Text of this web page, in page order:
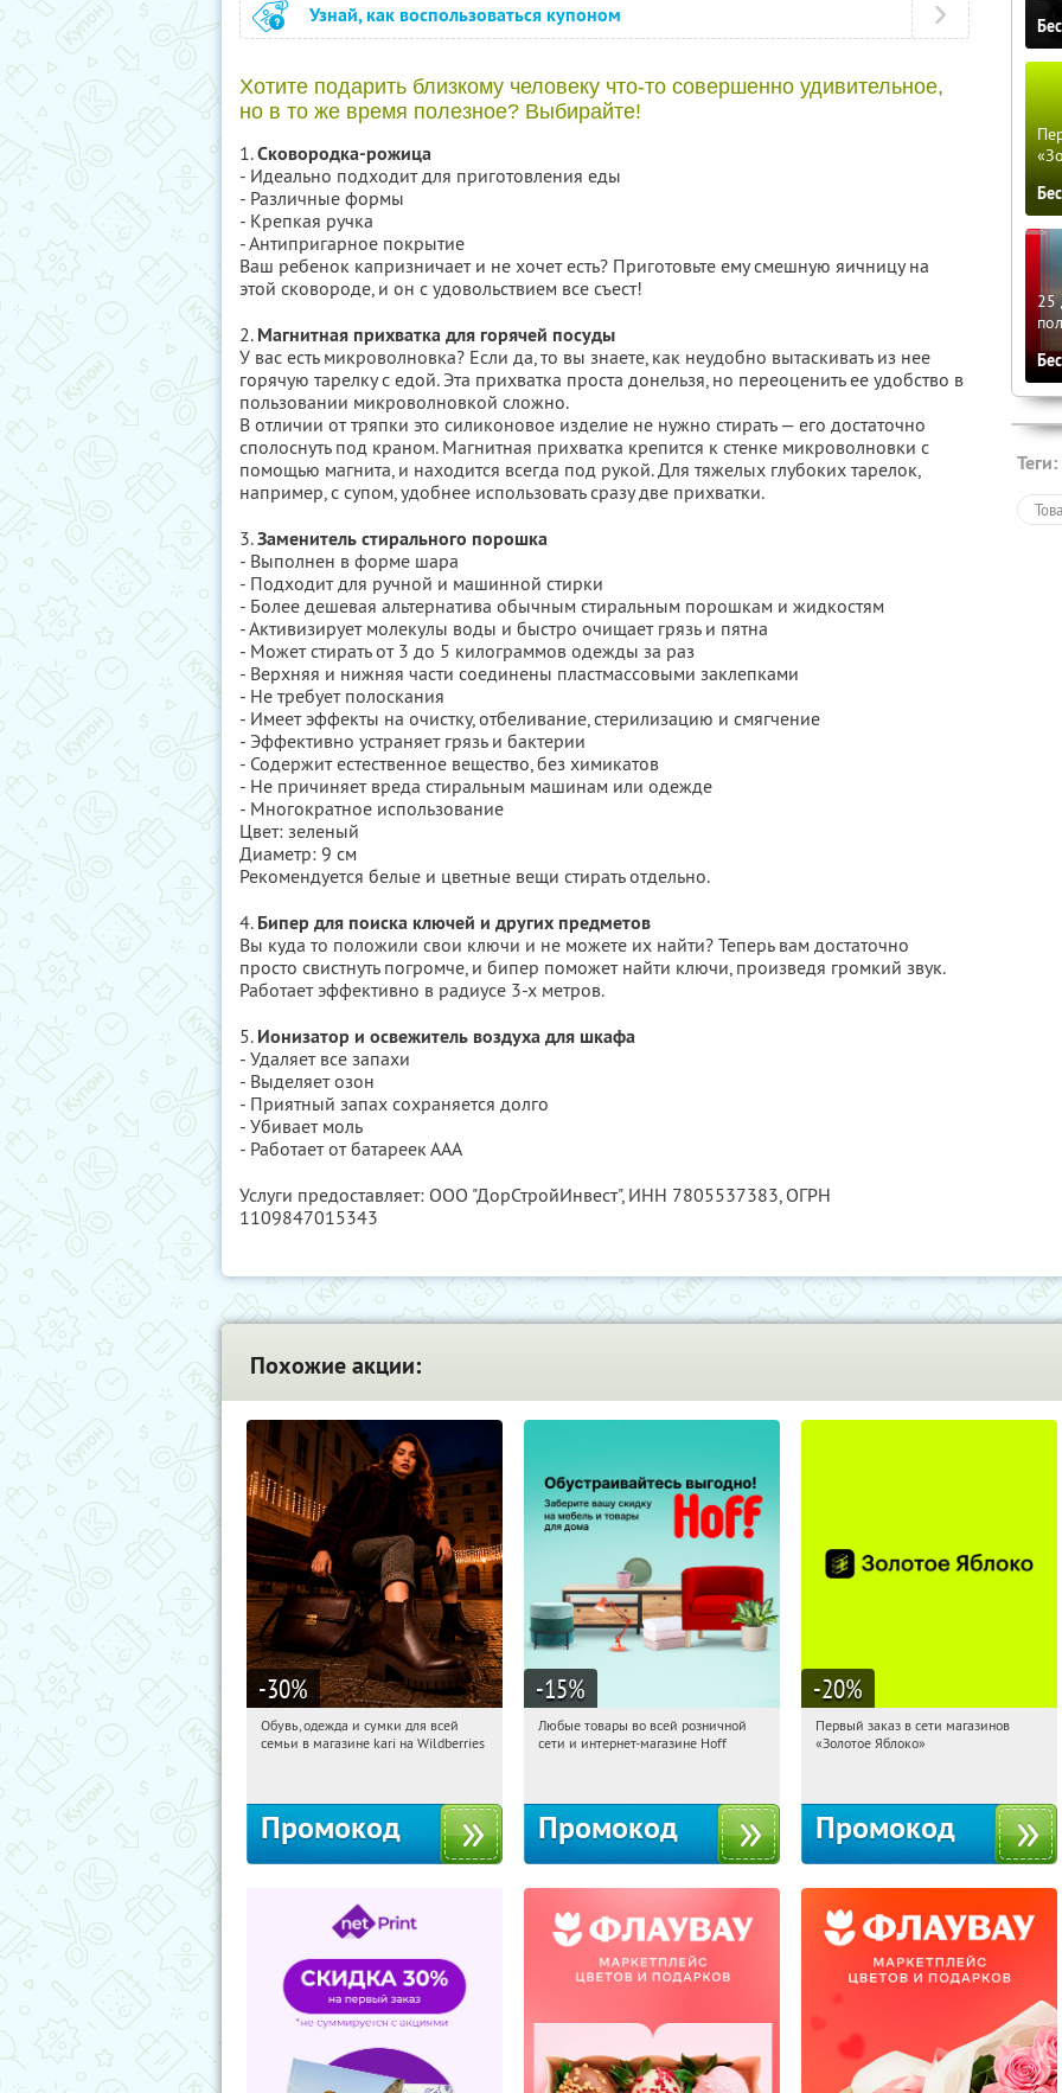
Узнай, как воспользоваться купоном
Хотите подарить близкому человеку что-то совершенно удивительное,
но в то же время полезное? Выбирайте!
1.Сковородка-рожица
- Идеально подходит для приготовления еды
- Различные формы
- Крепкая ручка
- Антипригарное покрытие
Ваш ребенок капризничает и не хочет есть? Приготовьте ему смешную яичницу на
этой сковороде, и он с удовольствием все съест!
2. Магнитная прихватка для горячей посуды
У вас есть микроволновка? Если да, то вы знаете, как неудобно вытаскивать из нее
горячую тарелку с едой. Эта прихватка проста донельзя, но переоценить ее удобство в
пользовании микроволновкой сложно.
В отличии от тряпки это силиконовое изделие не нужно стирать — его достаточно
сполоснуть под краном. Магнитная прихватка крепится к стенке микроволновки с
помощью магнита, и находится всегда под рукой. Для тяжелых глубоких тарелок,
например, с супом, удобнее использовать сразу две прихватки.
3.Заменитель стирального порошка
- Выполнен в форме шара
- Подходит для ручной и машинной стирки
- Более дешевая альтернатива обычным стиральным порошкам и жидкостям
- Активизирует молекулы воды и быстро очищает грязь и пятна
- Может стирать от 3 до 5 килограммов одежды за раз
- Верхняя и нижняя части соединены пластмассовыми заклепками
- Не требует полоскания
- Имеет эффекты на очистку, отбеливание, стерилизацию и смягчение
- Эффективно устраняет грязь и бактерии
- Содержит естественное вещество, без химикатов
- Не причиняет вреда стиральным машинам или одежде
- Многократное использование
Цвет: зеленый
Диаметр: 9 см
Рекомендуется белые и цветные вещи стирать отдельно.
4. Бипер для поиска ключей и других предметов
Вы куда то положили свои ключи и не можете их найти? Теперь вам достаточно
просто свистнуть погромче, и бипер поможет найти ключи, произведя громкий звук.
Работает эффективно в радиусе 3-х метров.
5. Ионизатор и освежитель воздуха для шкафа
- Удаляет все запахи
- Выделяет озон
- Приятный запах сохраняется долго
- Убивает моль
- Работает от батареек ААА
Услуги предоставляет: ООО "ДорСтройИнвест", ИНН 7805537383, ОГРН
1109847015343
25
Теги:
Похожие акции:
-30%
12:52:00 Получили:
Обувь, одежда и сумки для всей
семьи в магазине kari на Wildberries
Промокод
-15%
12:52:00 Получили:
Любые товары во всей розничной
сети и интернет-магазине Hoff
Промокод
-20%
12:52:00
Получи первым!
Первый заказ в сети магазинов
«Золотое Яблоко»
Промокод